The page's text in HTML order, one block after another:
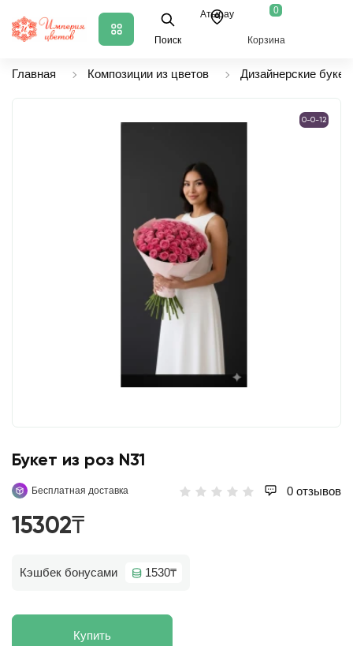
Поиск
Атырау 0
Корзина
Главная Композиции из цветов Дизайнерские
0-0-12
Букет из роз N31
Бесплатная доставка 0 отзывов
15302₸
Кэшбек бонусами 1530₸
Купить